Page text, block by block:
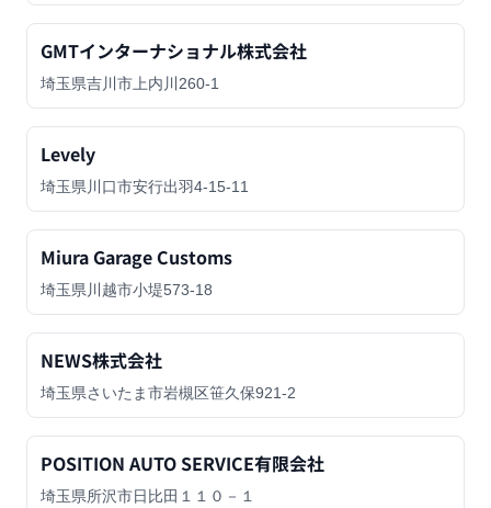
GMTインターナショナル株式会社
埼玉県吉川市上内川260-1
Levely
埼玉県川口市安行出羽4-15-11
Miura Garage Customs
埼玉県川越市小堤573-18
NEWS株式会社
埼玉県さいたま市岩槻区笹久保921-2
POSITION AUTO SERVICE有限会社
埼玉県所沢市日比田１１０－１